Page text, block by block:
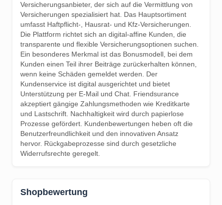
Versicherungsanbieter, der sich auf die Vermittlung von
Versicherungen spezialisiert hat. Das Hauptsortiment
umfasst Haftpflicht-, Hausrat- und Kfz-Versicherungen.
Die Plattform richtet sich an digital-affine Kunden, die
transparente und flexible Versicherungsoptionen suchen.
Ein besonderes Merkmal ist das Bonusmodell, bei dem
Kunden einen Teil ihrer Beiträge zurückerhalten können,
wenn keine Schäden gemeldet werden. Der
Kundenservice ist digital ausgerichtet und bietet
Unterstützung per E-Mail und Chat. Friendsurance
akzeptiert gängige Zahlungsmethoden wie Kreditkarte
und Lastschrift. Nachhaltigkeit wird durch papierlose
Prozesse gefördert. Kundenbewertungen heben oft die
Benutzerfreundlichkeit und den innovativen Ansatz
hervor. Rückgabeprozesse sind durch gesetzliche
Widerrufsrechte geregelt.
Shopbewertung